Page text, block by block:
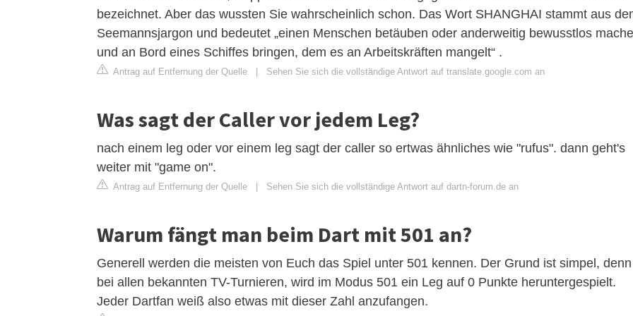
bezeichnet. Aber das wussten Sie wahrscheinlich schon. Das Wort SHANGHAI stammt aus
Seemannsjargon und bedeutet „einen Menschen betäuben oder anderweitig bewusstlos
und an Bord eines Schiffes bringen, dem es an Arbeitskräften mangelt“ .
Antrag auf Entfernung der Quelle | Sehen Sie sich die vollständige Antwort auf translate.google.com an
Was sagt der Caller vor jedem Leg?
nach einem leg oder vor einem leg sagt der caller so ertwas ähnliches wie "rufus". dann geht's
weiter mit "game on".
Antrag auf Entfernung der Quelle | Sehen Sie sich die vollständige Antwort auf dartn-forum.de an
Warum fängt man beim Dart mit 501 an?
Generell werden die meisten von Euch das Spiel unter 501 kennen. Der Grund ist simpel, denn
bei allen bekannten TV-Turnieren, wird im Modus 501 ein Leg auf 0 Punkte heruntergespielt.
Jeder Dartfan weiß also etwas mit dieser Zahl anzufangen.